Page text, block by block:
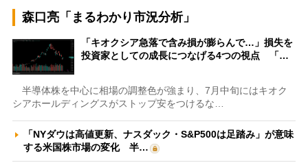
森口亮「まるわかり市況分析」
「キオクシア急落で含み損が膨らんで…」損失を
投資家としての成長につなげる4つの視点 「…
半導体株を中心に相場の調整色が強まり、7月中旬にはキオク
シアホールディングスがストップ安をつけるな…
「NYダウは高値更新、ナスダック・S&P500は足踏み」が意味
する米国株市場の変化 半…